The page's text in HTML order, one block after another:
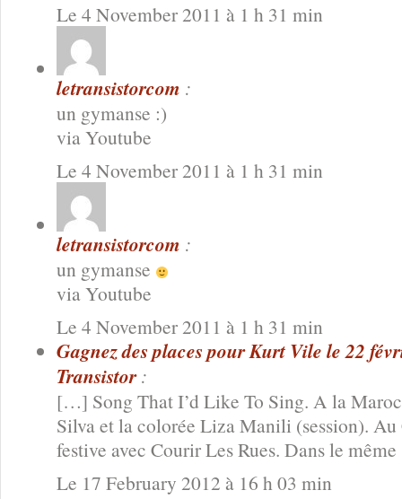
Le 4 November 2011 à 1 h 31 min
letransistorcom :
un gymanse :)
via Youtube
Le 4 November 2011 à 1 h 31 min
letransistorcom :
un gymanse
via Youtube
Le 4 November 2011 à 1 h 31 min
Gagnez des places pour Kurt Vile le 22
Transistor :
[…] Song That I’d Like To Sing. A la
Silva et la colorée Liza Manili (session). Au
festive avec Courir Les Rues. Dans le
Le 17 February 2012 à 16 h 03 min